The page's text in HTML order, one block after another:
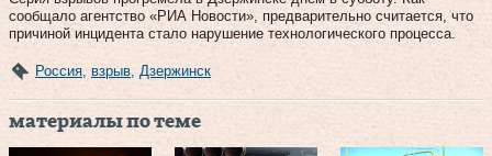
сообщало агентство «РИА Новости», предварительно считается, что
причиной инцидента стало нарушение технологического процесса.
Россия взрыв Дзержинск
материалы по теме